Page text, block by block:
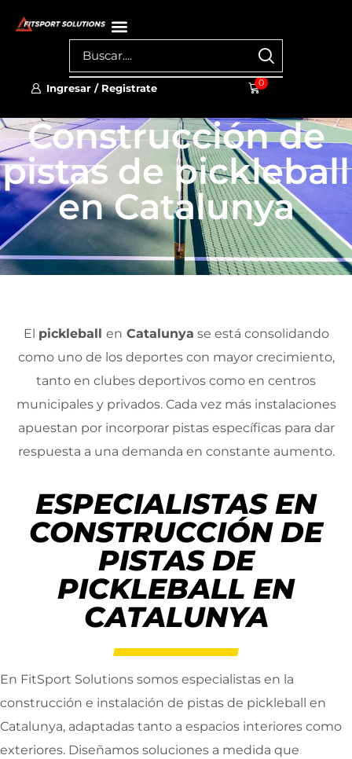
Ingresar / Registrate 0
Construcción de
pistas de pickleball
en Catalunya
El pickleball en Catalunya se está consolidando
como uno de los deportes con mayor crecimiento,
tanto en clubes deportivos como en centros
municipales y privados. Cada vez más instalaciones
apuestan por incorporar pistas específicas para dar
respuesta a una demanda en constante aumento.
ESPECIALISTAS EN
CONSTRUCCIÓN DE
PISTAS DE
PICKLEBALL EN
CATALUNYA
En FitSport Solutions somos especialistas en la
construcción e instalación de pistas de pickleball en
Catalunya, adaptadas tanto a espacios interiores como
exteriores. Diseñamos soluciones a medida que